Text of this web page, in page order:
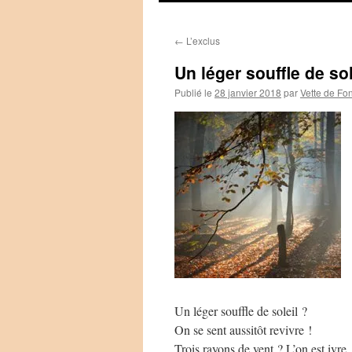
← L’exclus
Un léger souffle de
Publié le 28 janvier 2018 parVette de
Un léger souffle de soleil ?
On se sent aussitôt revivre !
Trois rayons de vent ? L’on est ivre,